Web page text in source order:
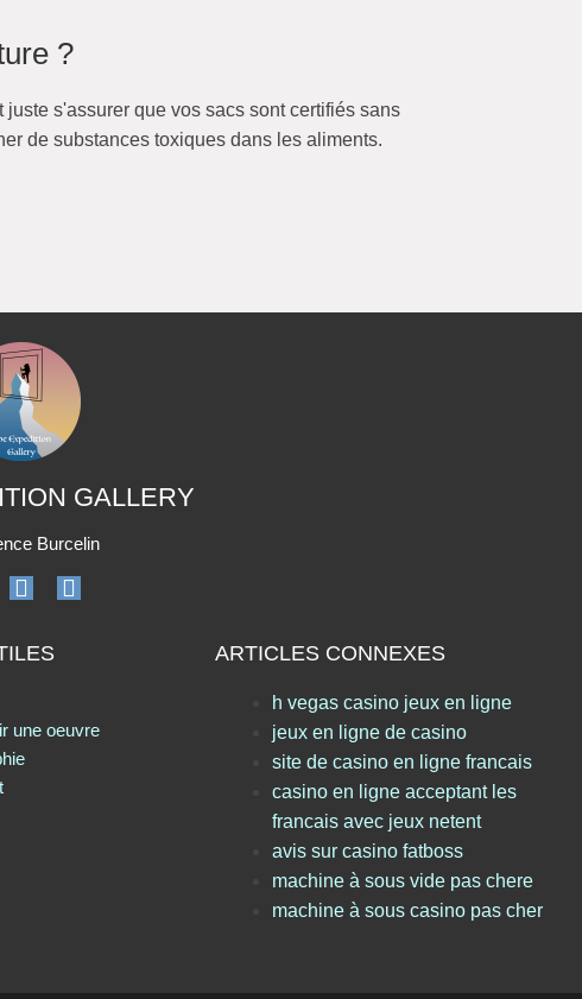
?
s'assurer que vos sacs sont certifiés sans
de substances toxiques dans les aliments.
GALLERY
Burcelin
une oeuvre
ARTICLES CONNEXES
h vegas casino jeux en ligne
jeux en ligne de casino
site de casino en ligne francais
casino en ligne acceptant les
francais avec jeux netent
avis sur casino fatboss
machine à sous vide pas chere
machine à sous casino pas cher